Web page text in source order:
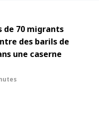
de 70 migrants
des barils de
une caserne